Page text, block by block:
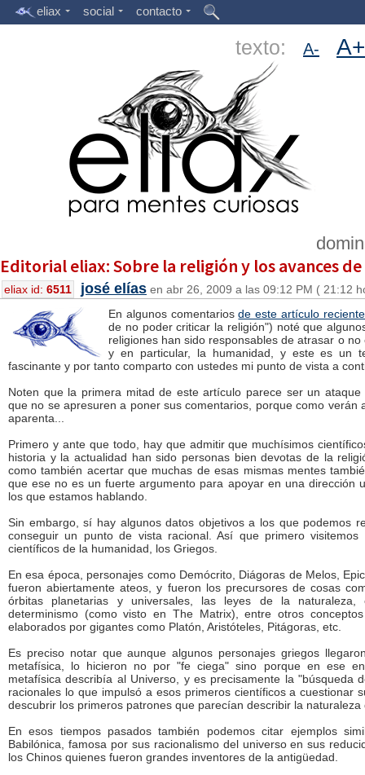
eliax social contacto
texto: A- A+
Editorial eliax: Sobre la religión y los avances
eliax id: 6511 josé elías en abr 26, 2009 a las 09:12 PM ( 21:12
En algunos comentariosde este artículo
de no poder criticar la religión") noté que
religiones han sido responsables de atrasar o
y en particular, la humanidad, y este es un
fascinante y por tanto comparto con ustedes mi punto de vista a
Noten que la primera mitad de este artículo parece ser un
que no se apresuren a poner sus comentarios, porque como verán
aparenta...
Primero y ante que todo, hay que admitir que muchísimos
historia y la actualidad han sido personas bien devotas de la
como también acertar que muchas de esas mismas mentes
que ese no es un fuerte argumento para apoyar en una dirección
los que estamos hablando.
Sin embargo, sí hay algunos datos objetivos a los que podemos
conseguir un punto de vista racional. Así que primero
científicos de la humanidad, los Griegos.
En esa época, personajes como Demócrito, Diágoras de Melos,
fueron abiertamente ateos, y fueron los precursores de cosas
órbitas planetarias y universales, las leyes de la
determinismo (como visto en The Matrix), entre otros
elaborados por gigantes como Platón, Aristóteles, Pitágoras, etc.
Es preciso notar que aunque algunos personajes griegos
metafísica, lo hicieron no por "fe ciega" sino porque en ese
metafísica describía al Universo, y es precisamente la "búsqueda
racionales lo que impulsó a esos primeros científicos a cuestionar
descubrir los primeros patrones que parecían describir la naturaleza
En esos tiempos pasados también podemos citar ejemplos
Babilónica, famosa por sus racionalismo del universo en sus
los Chinos quienes fueron grandes inventores de la antigüedad.